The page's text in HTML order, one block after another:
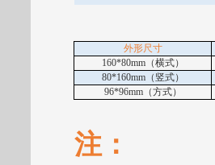
外形尺寸
160*80mm（横式）
80*160mm（竖式）
96*96mm（方式）
注：